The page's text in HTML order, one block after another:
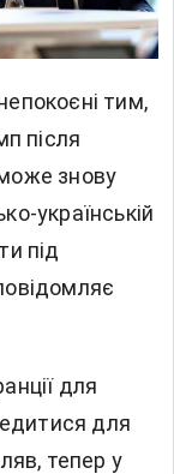
тим,
після
знову
українській
під
для
для
тепер у